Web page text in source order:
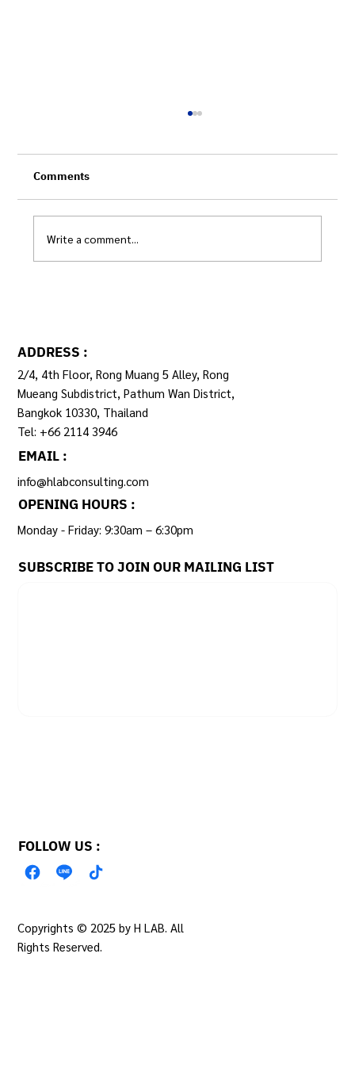
Comments
Write a comment...
FOLLOW US :
ADDRESS :
2/4, 4th Floor, Rong Muang 5 Alley, Rong
Mueang Subdistrict, Pathum Wan District,
Bangkok 10330, Thailand
Tel: +66 2114 3946
EMAIL :
info@hlabconsulting.com
OPENING HOURS :
Monday - Friday: 9:30am – 6:30pm ​
SUBSCRIBE TO JOIN OUR MAILING LIST
Copyrights © 2025 by H LAB. All
Rights Reserved.